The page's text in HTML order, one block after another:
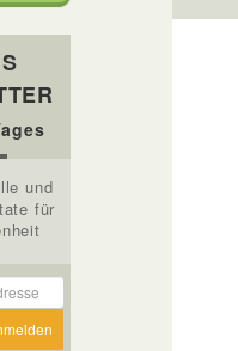
und
für